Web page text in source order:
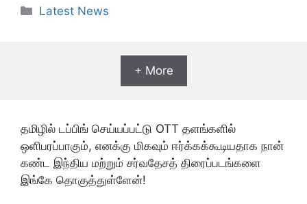
Categories
Latest News
+ More
தமிழில் டப்பிங் செய்யப்பட்டு OTT தளங்களில்
ஒளிபரப்பாகும், எனக்கு மிகவும் ஈர்க்கக்கூடியதாக நான்
கண்ட இந்திய மற்றும் சர்வதேசத் திரைப்படங்களை
இங்கே தொகுத்துள்ளேன்!